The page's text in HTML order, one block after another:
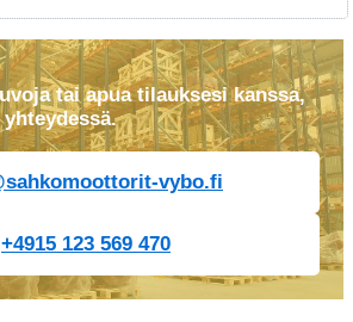
tai apua tilauksesi kanssa,
vybo.fi
+4915 123 569 470